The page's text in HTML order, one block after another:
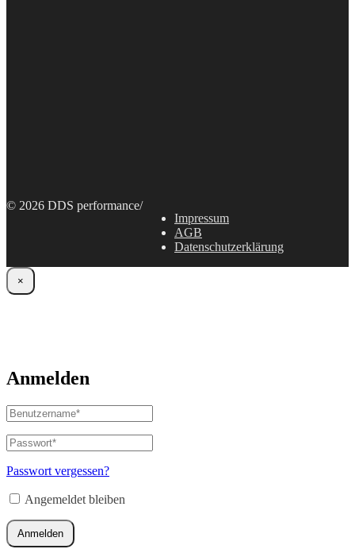
© 2026 DDS performance/
Impressum
AGB
Datenschutzerklärung
×
Anmelden
Benutzername
oder
E-
Mail-
Adresse*
Passwort*
Erforderlich
Passwort vergessen?
Angemeldet bleiben
Anmelden